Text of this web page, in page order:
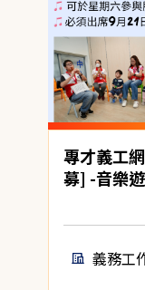
專才義工
募] -音樂
義務工